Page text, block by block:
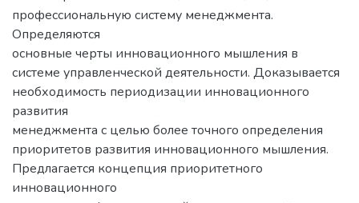
профессиональную систему менеджмента.
Определяются
основные черты инновационного мышления в
системе управленческой деятельности. Доказывается
необходимость периодизации инновационного
развития
менеджмента с целью более точного определения
приоритетов развития инновационного мышления.
Предлагается концепция приоритетного
инновационного